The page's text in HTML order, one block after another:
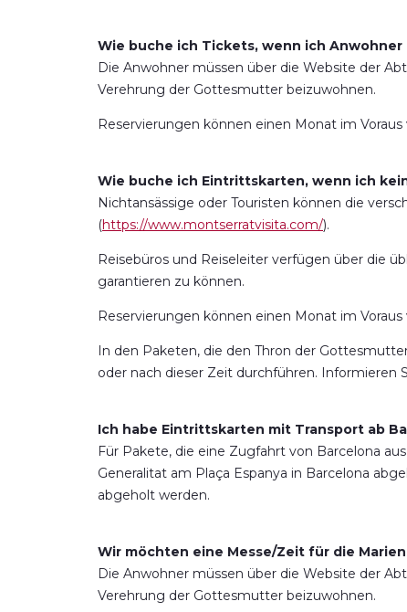
Wie buche ich Tickets, wenn ich Anwohner
Die Anwohner müssen über die Website der
Verehrung der Gottesmutter beizuwohnen.
Reservierungen können einen Monat im
Wie buche ich Eintrittskarten, wenn ich
Nichtansässige oder Touristen können die
(https://www.montserratvisita.com/).
Reisebüros und Reiseleiter verfügen über die
garantieren zu können.
Reservierungen können einen Monat im
In den Paketen, die den Thron der
oder nach dieser Zeit durchführen. Informieren
Ich habe Eintrittskarten mit Transport ab
Für Pakete, die eine Zugfahrt von Barcelona
Generalitat am Plaça Espanya in Barcelona
abgeholt werden.
Wir möchten eine Messe/Zeit für die
Die Anwohner müssen über die Website der
Verehrung der Gottesmutter beizuwohnen.